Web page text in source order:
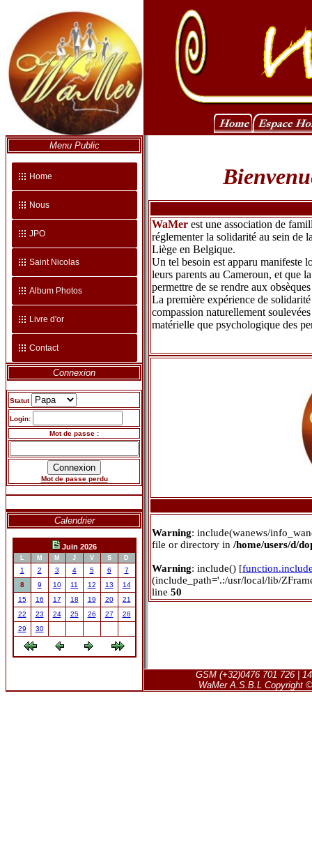
WaMer est une association de
réglementer la solidarité au sein de
Liège en Belgique.
Un tel besoin est apparu manifeste
leurs parents au Cameroun, et que
permettre de se rendre aux
La première expérience de
compassion naturellement
matérielle que psychologique des
Warning: include(wanews/
file or directory in /home/users/d/
Warning: include() [
(include_path='.:/usr/local/lib/
line 50
Menu Public
Home
Nous
JPO
Saint Nicolas
Album Photos
Livre d'or
Contact
Connexion
Statut
Login:
Mot de passe :
Mot de passe perdu
Calendrier
Juin 2026
L M M J V S D
1 2 3 4 5 6
7
8
9 10 11 12 13
14
15
16 17 18 19 20
21
22
23 24 25 26 27
28
29
30
GSM (+32)0476 701 726 |
WaMer A.S.B.L Copyright